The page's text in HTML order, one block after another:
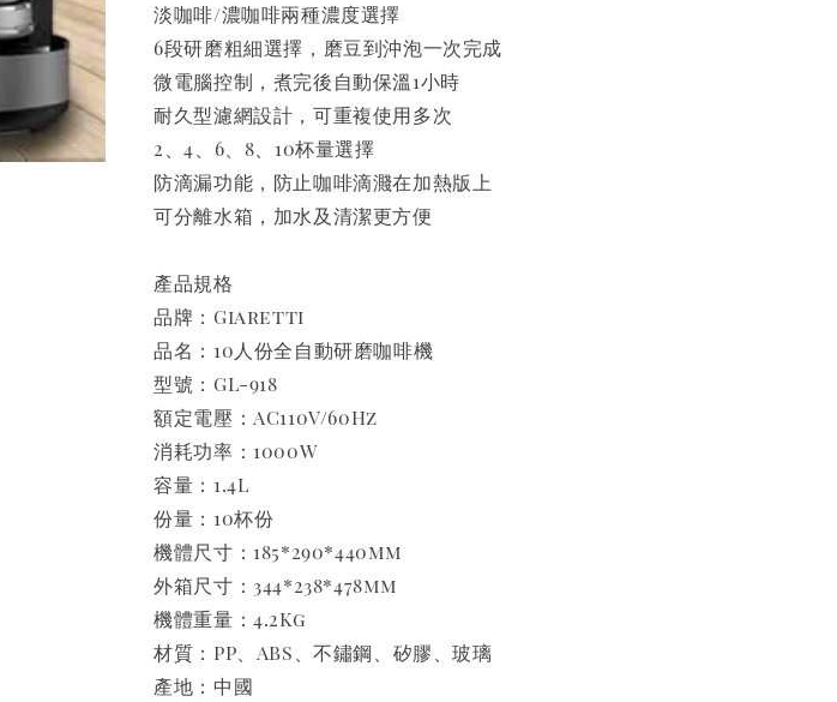
淡咖啡/濃咖啡兩種濃度選擇
6段研磨粗細選擇，磨豆到沖泡一次完成
微電腦控制，煮完後自動保溫1小時
耐久型濾網設計，可重複使用多次
2、4、6、8、10杯量選擇
防滴漏功能，防止咖啡滴濺在加熱版上
可分離水箱，加水及清潔更方便
產品規格
品牌：Giaretti
品名：10人份全自動研磨咖啡機
型號：GL-918
額定電壓：AC110V/60Hz
消耗功率：1000W
容量：1.4L
份量：10杯份
機體尺寸：185*290*440mm
外箱尺寸：344*238*478mm
機體重量：4.2Kg
材質：PP、ABS、不鏽鋼、矽膠、玻璃
產地：中國